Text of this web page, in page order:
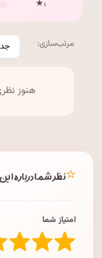
۱ ★
مرتب‌سازی:
هنوز
⭐نظر شما درباره
امتیاز شما